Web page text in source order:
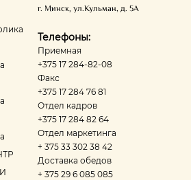
г. Минск ул.Кульман, д. 5А
Телефоны:
Приемная
+375 17 284-82-08
Факс
+375 17 284 76 81
Отдел кадров
+375 17 284 82 64
Отдел маркетинга
+ 375 33 302 38 42
Доставка обедов
+ 375 29 6 085 085